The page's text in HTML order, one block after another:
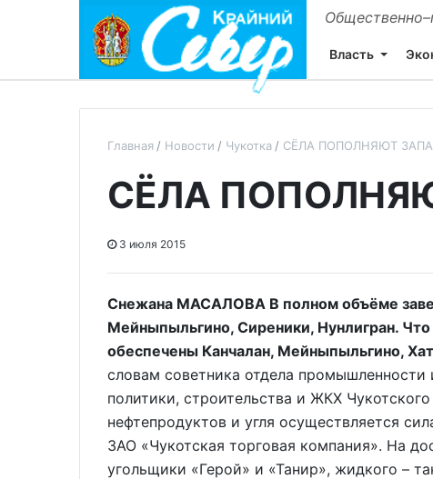
Власть
Главная Новости Чукотка СЁЛА ПОПОЛНЯЮТ
СЁЛА
3 июля 2015
Снежана МАСАЛОВА В полном объёме
Мейныпыльгино, Сиреники, Нунлигран. Что
обеспечены Канчалан, Мейныпыльгино,
словам советника отдела
политики, строительства и ЖКХ
нефтепродуктов и угля осуществляется
ЗАО «Чукотская торговая компания». На
угольщики «Герой» и «Танир», жидкого –